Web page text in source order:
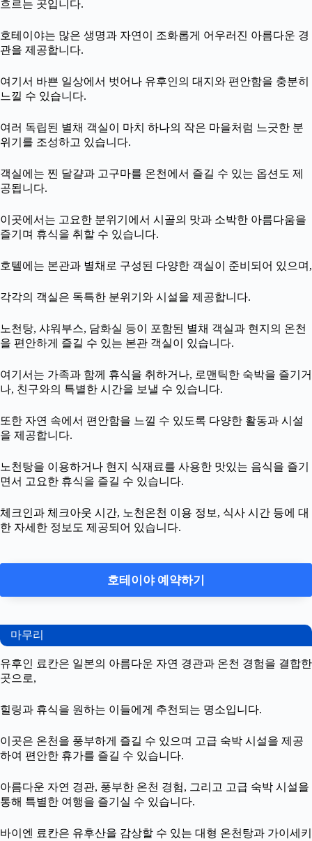
흐르는 곳입니다.
호테이야는 많은 생명과 자연이 조화롭게 어우러진 아름다운 경
관을 제공합니다.
여기서 바쁜 일상에서 벗어나 유후인의 대지와 편안함을 충분히
느낄 수 있습니다.
여러 독립된 별채 객실이 마치 하나의 작은 마을처럼 느긋한 분
위기를 조성하고 있습니다.
객실에는 찐 달걀과 고구마를 온천에서 즐길 수 있는 옵션도 제
공됩니다.
이곳에서는 고요한 분위기에서 시골의 맛과 소박한 아름다움을
즐기며 휴식을 취할 수 있습니다.
호텔에는 본관과 별채로 구성된 다양한 객실이 준비되어 있으며,
각각의 객실은 독특한 분위기와 시설을 제공합니다.
노천탕, 샤워부스, 담화실 등이 포함된 별채 객실과 현지의 온천
을 편안하게 즐길 수 있는 본관 객실이 있습니다.
여기서는 가족과 함께 휴식을 취하거나, 로맨틱한 숙박을 즐기거
나, 친구와의 특별한 시간을 보낼 수 있습니다.
또한 자연 속에서 편안함을 느낄 수 있도록 다양한 활동과 시설
을 제공합니다.
노천탕을 이용하거나 현지 식재료를 사용한 맛있는 음식을 즐기
면서 고요한 휴식을 즐길 수 있습니다.
체크인과 체크아웃 시간, 노천온천 이용 정보, 식사 시간 등에 대
한 자세한 정보도 제공되어 있습니다.
호테이야 예약하기
마무리
유후인 료칸은 일본의 아름다운 자연 경관과 온천 경험을 결합한
곳으로,
힐링과 휴식을 원하는 이들에게 추천되는 명소입니다.
이곳은 온천을 풍부하게 즐길 수 있으며 고급 숙박 시설을 제공
하여 편안한 휴가를 즐길 수 있습니다.
아름다운 자연 경관, 풍부한 온천 경험, 그리고 고급 숙박 시설을
통해 특별한 여행을 즐기실 수 있습니다.
바이엔 료칸은 유후산을 감상할 수 있는 대형 온천탕과 가이세키